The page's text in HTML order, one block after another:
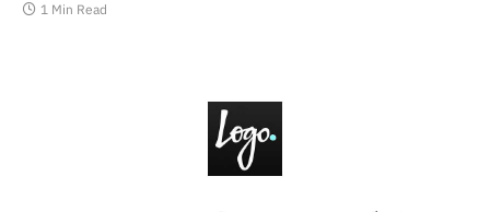
1 Min Read